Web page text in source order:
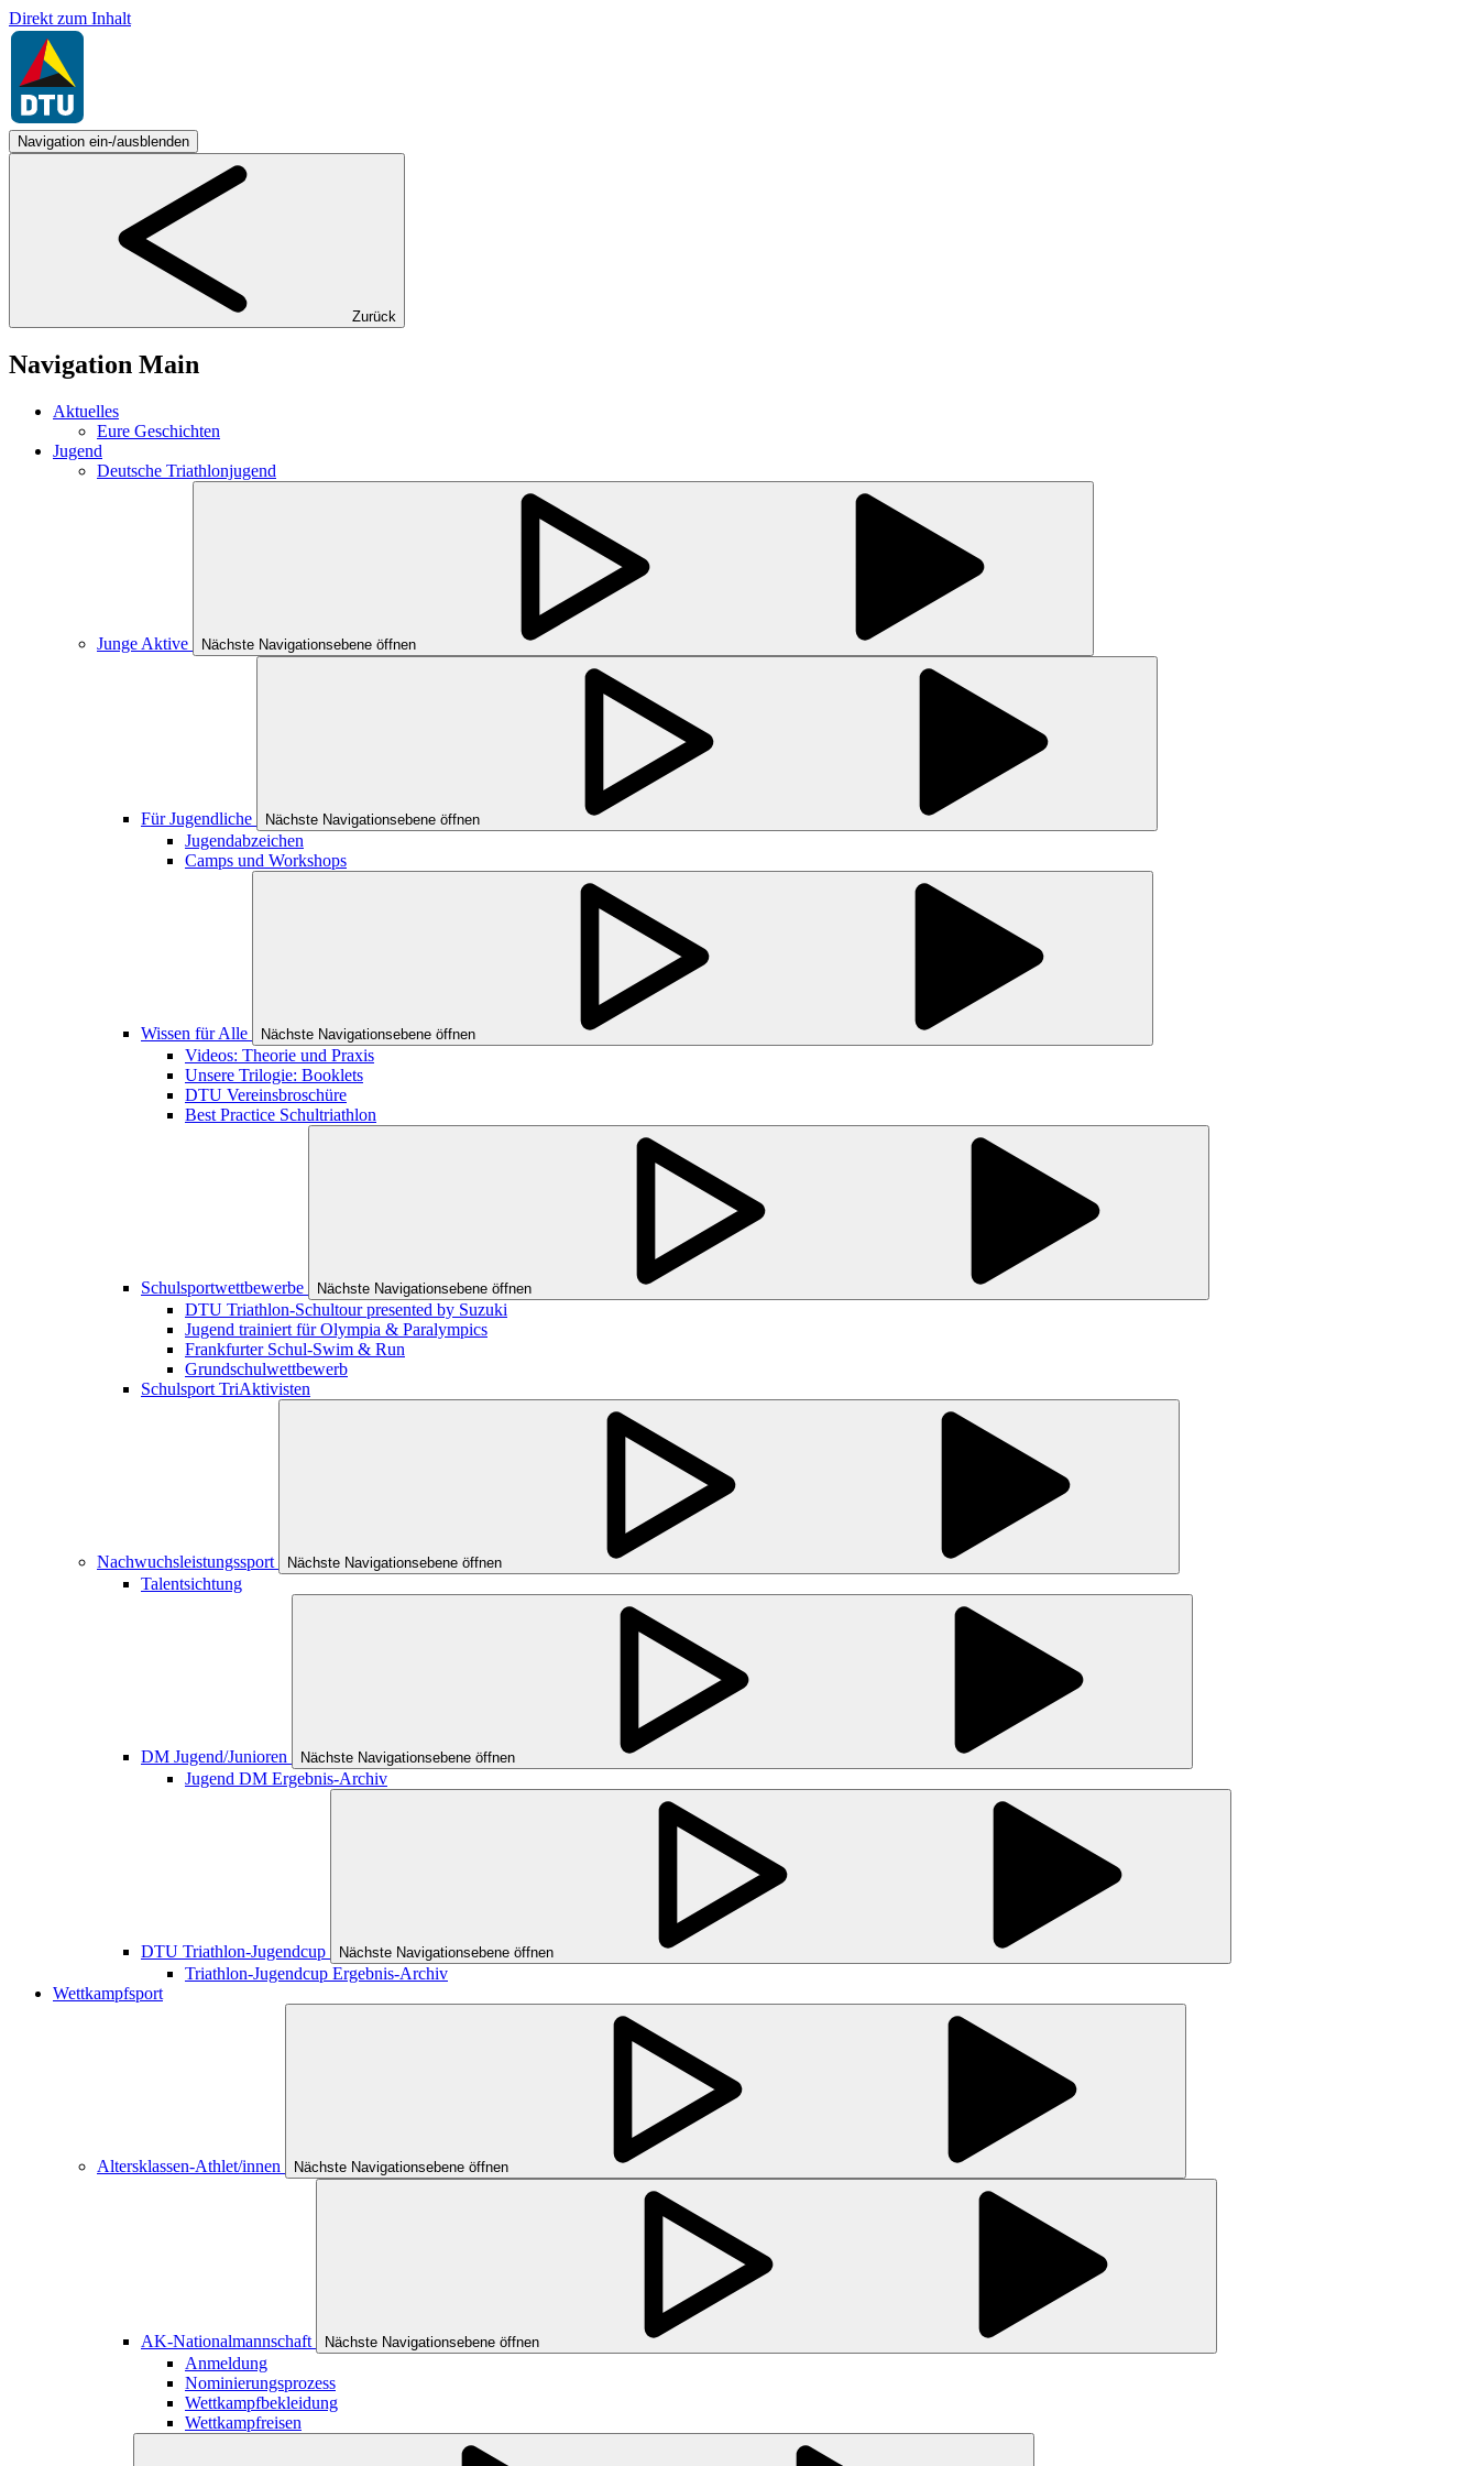
Direkt zum Inhalt
Navigation ein-/ausblenden
Zurück
Navigation Main
Aktuelles
Eure Geschichten
Jugend
Deutsche Triathlonjugend
Junge Aktive Nächste Navigationsebene öffnen
Für Jugendliche Nächste Navigationsebene öffnen
Jugendabzeichen
Camps und Workshops
Wissen für Alle Nächste Navigationsebene öffnen
Videos: Theorie und Praxis
Unsere Trilogie: Booklets
DTU Vereinsbroschüre
Best Practice Schultriathlon
Schulsportwettbewerbe Nächste Navigationsebene öffnen
DTU Triathlon-Schultour presented by Suzuki
Jugend trainiert für Olympia & Paralympics
Frankfurter Schul-Swim & Run
Grundschulwettbewerb
Schulsport TriAktivisten
Nachwuchsleistungssport Nächste Navigationsebene öffnen
Talentsichtung
DM Jugend/Junioren Nächste Navigationsebene öffnen
Jugend DM Ergebnis-Archiv
DTU Triathlon-Jugendcup Nächste Navigationsebene öffnen
Triathlon-Jugendcup Ergebnis-Archiv
Wettkampfsport
Altersklassen-Athlet/innen Nächste Navigationsebene öffnen
AK-Nationalmannschaft Nächste Navigationsebene öffnen
Anmeldung
Nominierungsprozess
Wettkampfbekleidung
Wettkampfreisen